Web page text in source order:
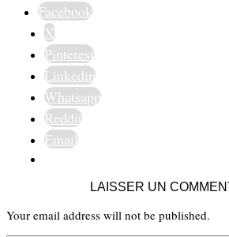
Facebook
X
Pinterest
Linkedin
Whatsapp
Reddit
Email
LAISSER UN
Your email address will not be published.